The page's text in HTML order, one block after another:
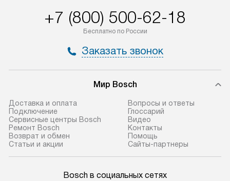
+7 (800) 500-62-18
Бесплатно по России
Заказать звонок
Мир Bosch
Доставка и оплата
Подключение
Сервисные центры Bosch
Ремонт Bosch
Возврат и обмен
Статьи и акции
Вопросы и ответы
Глоссарий
Видео
Контакты
Помощь
Сайты-партнеры
Bosch в социальных сетях